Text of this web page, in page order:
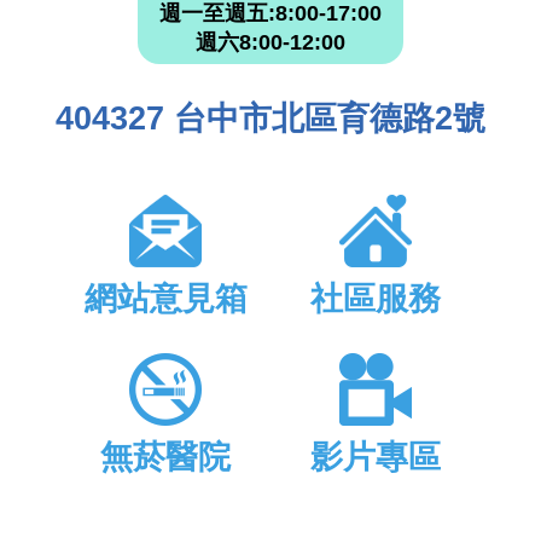
週一至週五:8:00-17:00
週六8:00-12:00
404327 台中市北區育德路2號
網站意見箱 社區服務
無菸醫院 影片專區